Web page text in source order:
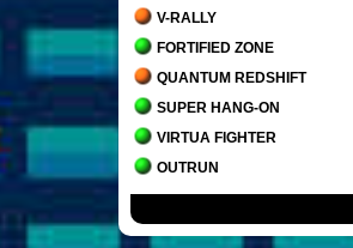
V-RALLY
FORTIFIED ZONE
QUANTUM REDSHIFT
SUPER HANG-ON
VIRTUA FIGHTER
OUTRUN
INTERNATIONAL 3D TENNIS
AFTER BURNER CLIMAX